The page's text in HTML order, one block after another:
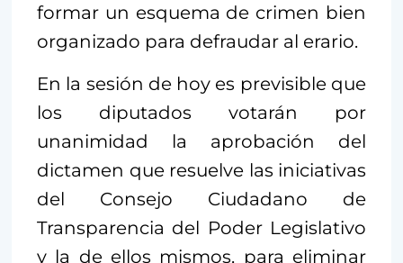
formar un esquema de crimen bien
organizado para defraudar al erario.
En la sesión de hoy es previsible que
los diputados votarán por
unanimidad la aprobación del
dictamen que resuelve las iniciativas
del Consejo Ciudadano de
Transparencia del Poder Legislativo
y la de ellos mismos, para eliminar